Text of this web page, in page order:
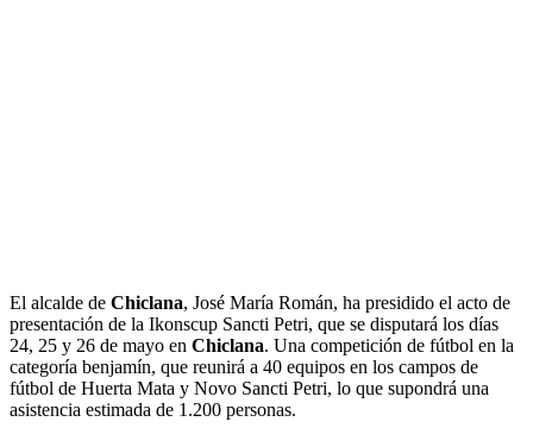
El alcalde de Chiclana, José María Román, ha presidido el acto de
presentación de la Ikonscup Sancti Petri, que se disputará los días
24, 25 y 26 de mayo en Chiclana. Una competición de fútbol en la
categoría benjamín, que reunirá a 40 equipos en los campos de
fútbol de Huerta Mata y Novo Sancti Petri, lo que supondrá una
asistencia estimada de 1.200 personas.